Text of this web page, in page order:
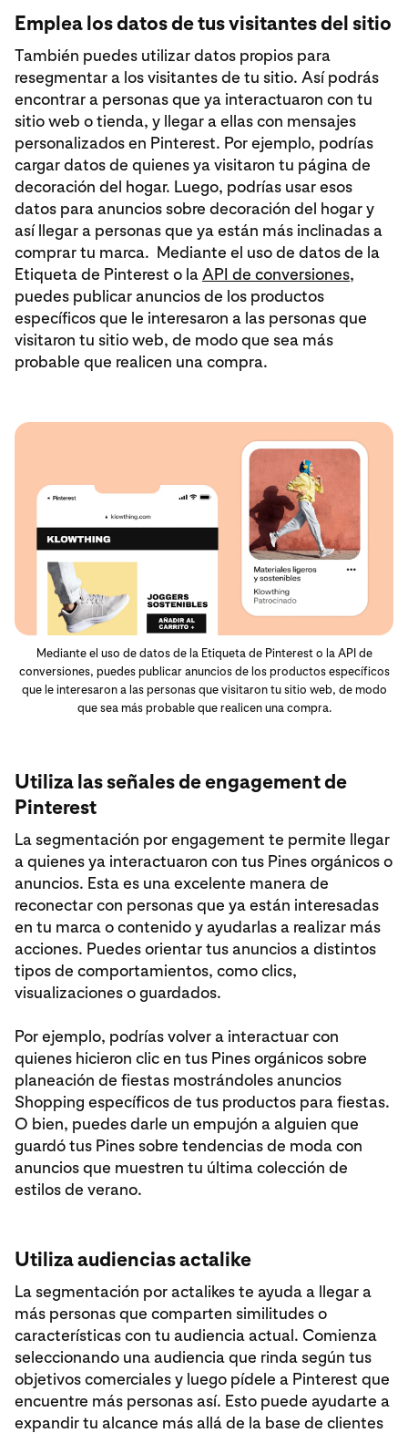
Emplea los datos de tus visitantes del sitio
También puedes utilizar datos propios para
resegmentar a los visitantes de tu sitio. Así podrás
encontrar a personas que ya interactuaron con tu
sitio web o tienda, y llegar a ellas con mensajes
personalizados en Pinterest. Por ejemplo, podrías
cargar datos de quienes ya visitaron tu página de
decoración del hogar. Luego, podrías usar esos
datos para anuncios sobre decoración del hogar y
así llegar a personas que ya están más inclinadas a
comprar tu marca. Mediante el uso de datos de la
Etiqueta de Pinterest o la API de conversiones,
puedes publicar anuncios de los productos
específicos que le interesaron a las personas que
visitaron tu sitio web, de modo que sea más
probable que realicen una compra.
Mediante el uso de datos de la Etiqueta de Pinterest o la API de
conversiones, puedes publicar anuncios de los productos específicos
que le interesaron a las personas que visitaron tu sitio web, de modo
que sea más probable que realicen una compra.
Utiliza las señales de engagement de
Pinterest
La segmentación por engagement te permite llegar
a quienes ya interactuaron con tus Pines orgánicos o
anuncios. Esta es una excelente manera de
reconectar con personas que ya están interesadas
en tu marca o contenido y ayudarlas a realizar más
acciones. Puedes orientar tus anuncios a distintos
tipos de comportamientos, como clics,
visualizaciones o guardados.
Por ejemplo, podrías volver a interactuar con
quienes hicieron clic en tus Pines orgánicos sobre
planeación de fiestas mostrándoles anuncios
Shopping específicos de tus productos para fiestas.
O bien, puedes darle un empujón a alguien que
guardó tus Pines sobre tendencias de moda con
anuncios que muestren tu última colección de
estilos de verano.
Utiliza audiencias actalike
La segmentación por actalikes te ayuda a llegar a
más personas que comparten similitudes o
características con tu audiencia actual. Comienza
seleccionando una audiencia que rinda según tus
objetivos comerciales y luego pídele a Pinterest que
encuentre más personas así. Esto puede ayudarte a
expandir tu alcance más allá de la base de clientes